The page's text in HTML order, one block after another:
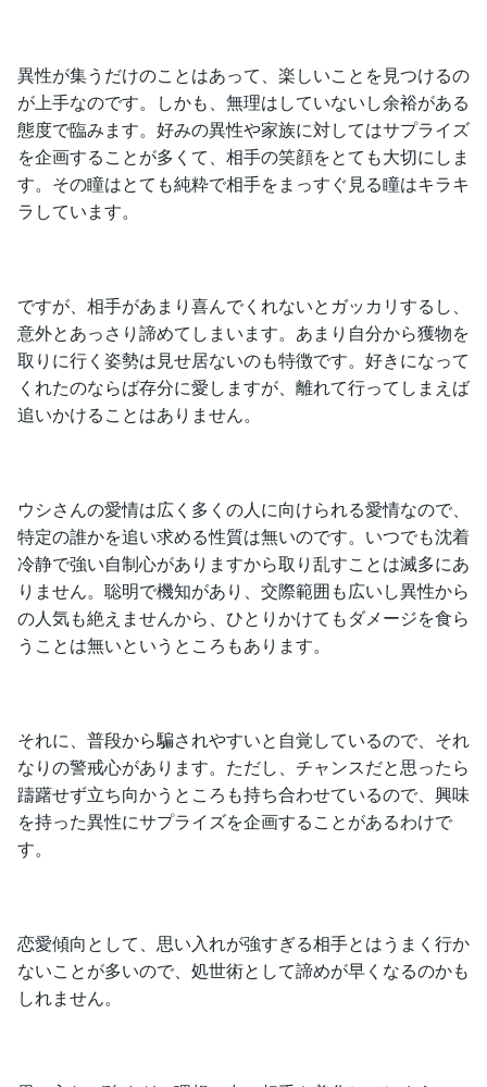
異性が集うだけのことはあって、楽しいことを見つけるの
が上手なのです。しかも、無理はしていないし余裕がある
態度で臨みます。好みの異性や家族に対してはサプライズ
を企画することが多くて、相手の笑顔をとても大切にしま
す。その瞳はとても純粋で相手をまっすぐ見る瞳はキラキ
ラしています。
ですが、相手があまり喜んでくれないとガッカリするし、
意外とあっさり諦めてしまいます。あまり自分から獲物を
取りに行く姿勢は見せ居ないのも特徴です。好きになって
くれたのならば存分に愛しますが、離れて行ってしまえば
追いかけることはありません。
ウシさんの愛情は広く多くの人に向けられる愛情なので、
特定の誰かを追い求める性質は無いのです。いつでも沈着
冷静で強い自制心がありますから取り乱すことは滅多にあ
りません。聡明で機知があり、交際範囲も広いし異性から
の人気も絶えませんから、ひとりかけてもダメージを食ら
うことは無いというところもあります。
それに、普段から騙されやすいと自覚しているので、それ
なりの警戒心があります。ただし、チャンスだと思ったら
躊躇せず立ち向かうところも持ち合わせているので、興味
を持った異性にサプライズを企画することがあるわけで
す。
恋愛傾向として、思い入れが強すぎる相手とはうまく行か
ないことが多いので、処世術として諦めが早くなるのかも
しれません。